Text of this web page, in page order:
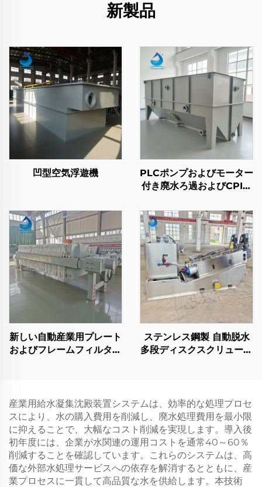
新製品
凹型空気浮遊機
PLCポンプおよびモーター
付き廃水ろ過およびCPI油
新しい自動産業用プレート
およびフレームフィルター
ステンレス鋼製 自動脱水
多段ディスクスクリュープ
産業用給水凝集沈殿装置システムは、効率的な処理プロセ
スにより、水の購入費用を削減し、廃水処理費用を最小限
に抑えることで、大幅なコスト削減を実現します。導入後
初年度には、企業が水関連の運用コストを通常40～60％
削減することを確認しています。これらのシステムは、高
価な外部水処理サービスへの依存を解消するとともに、産
業プロセスに一貫して高品質な水を供給します。本技術